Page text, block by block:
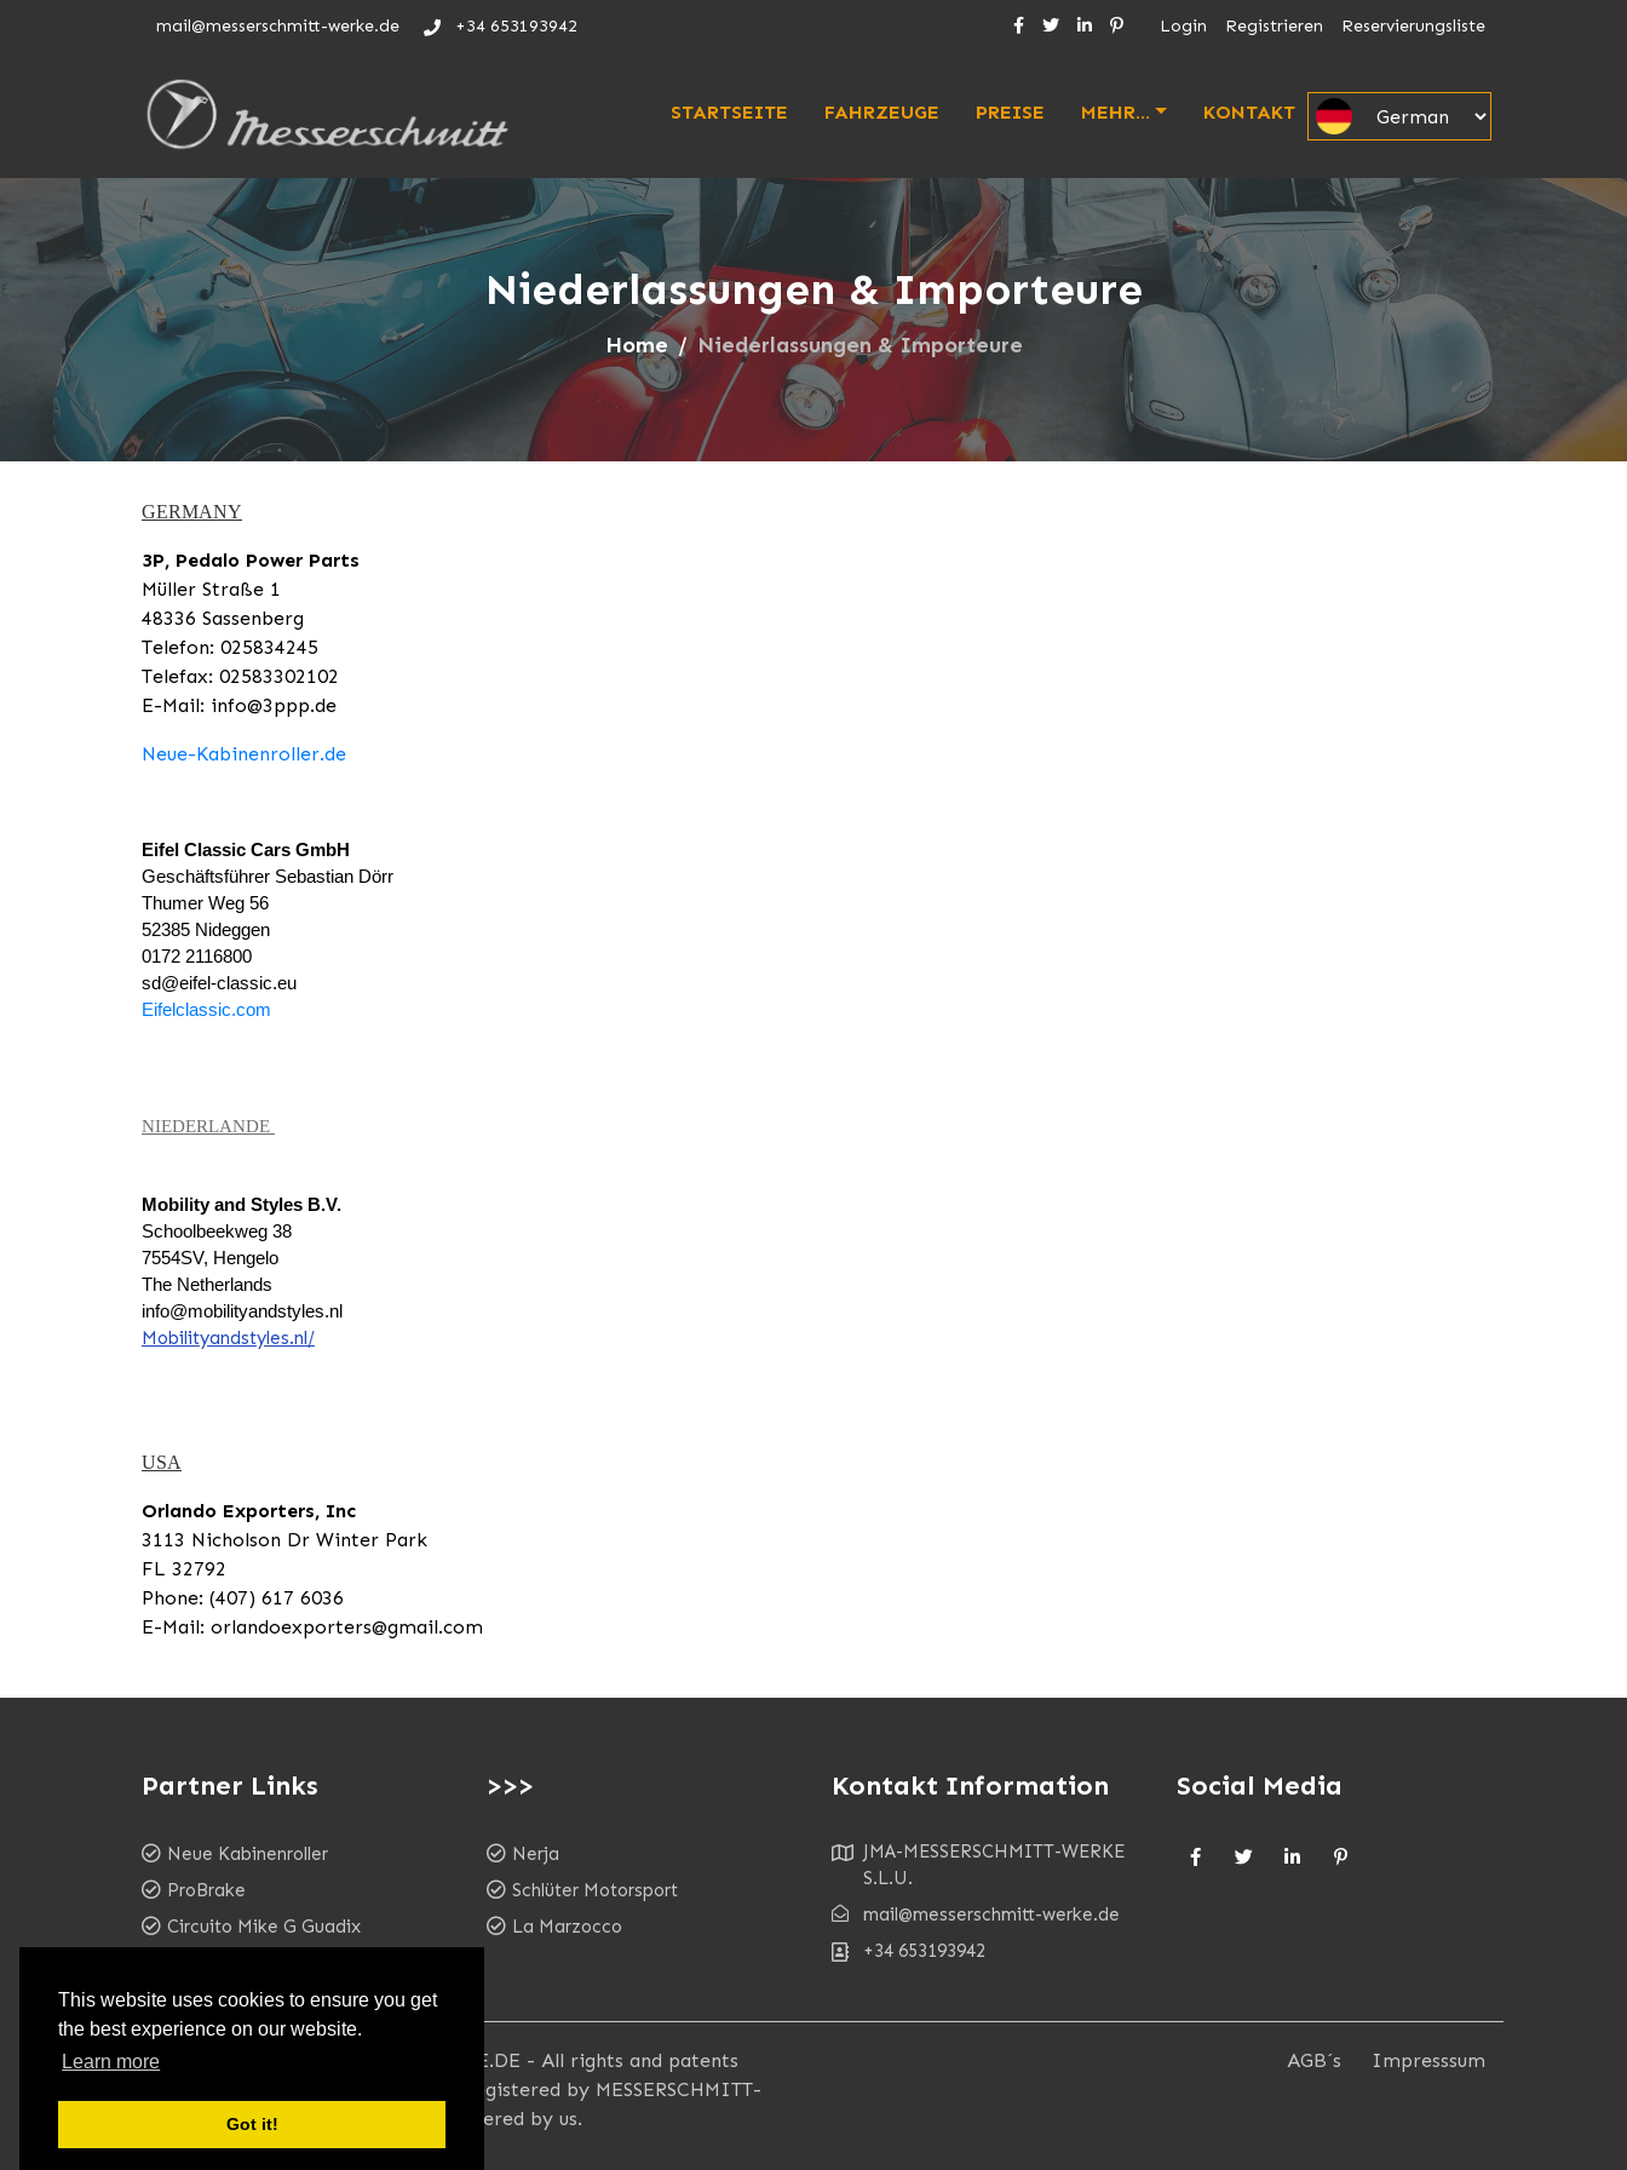
This website uses cookies to ensure you get
the best experience on our website.
Learn more
Got it!
mail@messerschmitt-werke.de +34 653193942 Login Registrieren Reservierungsliste
STARTSEITE FAHRZEUGE PREISE MEHR... KONTAKT
Niederlassungen & Importeure
Home Niederlassungen & Importeure
GERMANY
3P, Pedalo Power Parts
Müller Straße 1
48336 Sassenberg
Telefon: 025834245
Telefax: 02583302102
E-Mail: info@3ppp.de
Neue-Kabinenroller.de
Eifel Classic Cars GmbH
Geschäftsführer Sebastian Dörr
Thumer Weg 56
52385 Nideggen
0172 2116800
sd@eifel-classic.eu
Eifelclassic.com
NIEDERLANDE
Mobility and Styles B.V.
Schoolbeekweg 38
7554SV, Hengelo
The Netherlands
info@mobilityandstyles.nl
Mobilityandstyles.nl/
USA
Orlando Exporters, Inc
3113 Nicholson Dr Winter Park
FL 32792
Phone: (407) 617 6036
E-Mail: orlandoexporters@gmail.com
Partner Links
Neue Kabinenroller
ProBrake
Circuito Mike G Guadix
>>>
Nerja
Schlüter Motorsport
La Marzocco
Kontakt Information
JMA-MESSERSCHMITT-WERKE
S.L.U.
mail@messerschmitt-werke.de
+34 653193942
Social Media
••• © 2026 - MESSERSCHMITT-WERKE.DE - All rights and patents
reserved. The brandname & logo is registered by MESSERSCHMITT-
Foundation MUC. The design is registered by us.
AGB´s Impresssum